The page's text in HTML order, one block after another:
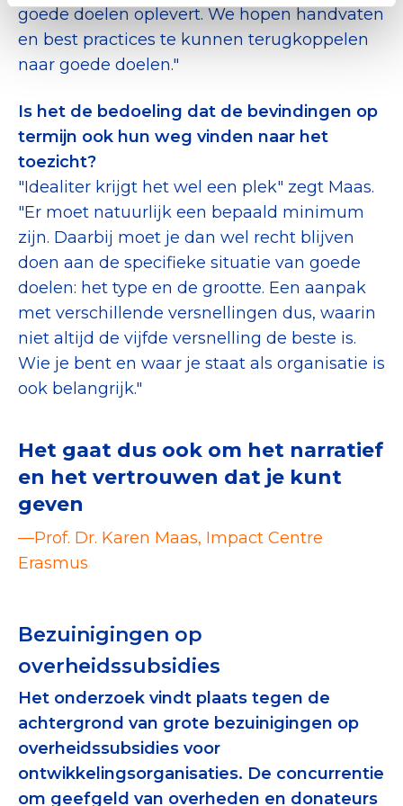
goede doelen oplevert. We hopen handvaten
en best practices te kunnen terugkoppelen
naar goede doelen."
Is het de bedoeling dat de bevindingen op
termijn ook hun weg vinden naar het
toezicht?
"Idealiter krijgt het wel een plek" zegt Maas.
"Er moet natuurlijk een bepaald minimum
zijn. Daarbij moet je dan wel recht blijven
doen aan de specifieke situatie van goede
doelen: het type en de grootte. Een aanpak
met verschillende versnellingen dus, waarin
niet altijd de vijfde versnelling de beste is.
Wie je bent en waar je staat als organisatie is
ook belangrijk."
Het gaat dus ook om het narratief
en het vertrouwen dat je kunt
geven
—Prof. Dr. Karen Maas, Impact Centre
Erasmus
Bezuinigingen op
overheidssubsidies
Het onderzoek vindt plaats tegen de
achtergrond van grote bezuinigingen op
overheidssubsidies voor
ontwikkelingsorganisaties. De concurrentie
om geefgeld van overheden en donateurs